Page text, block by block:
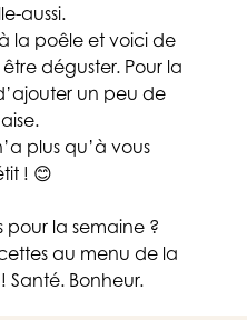
aussi.
la poêle et voici de
déguster. Pour la
un peu de
plus qu’à vous
! 😊
pour la semaine ?
au menu de la
! Santé. Bonheur.